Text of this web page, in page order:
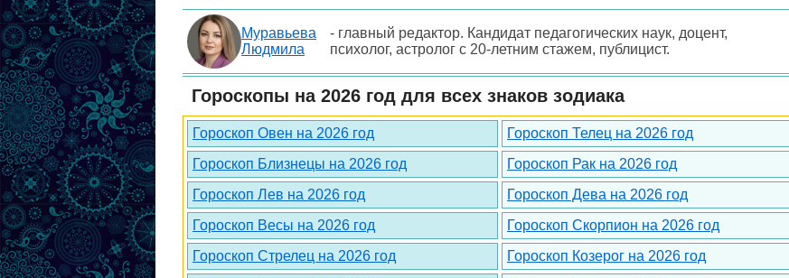
Муравьева
Людмила
- главный редактор. Кандидат педагогических наук, доцент,
психолог, астролог с 20-летним стажем, публицист.
Гороскопы на 2026 год для всех знаков зодиака
Гороскоп Овен на 2026 год
Гороскоп Телец на 2026 год
Гороскоп Близнецы на 2026 год
Гороскоп Рак на 2026 год
Гороскоп Лев на 2026 год
Гороскоп Дева на 2026 год
Гороскоп Весы на 2026 год
Гороскоп Скорпион на 2026 год
Гороскоп Стрелец на 2026 год
Гороскоп Козерог на 2026 год